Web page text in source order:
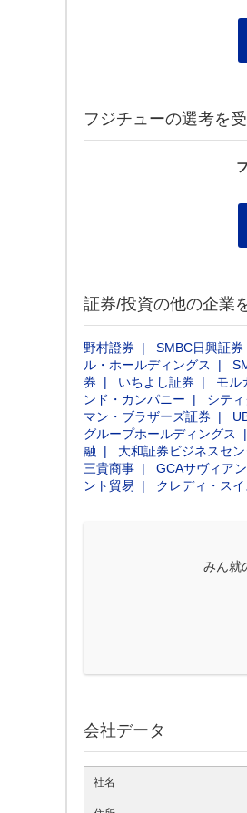
フジチューの選考を
証券/投資の他の企業
野村證券 SMBC日興証券
ル・ホールディングス
券
いちよし証券 モル
ンド・カンパニー
シテ
マン・ブラザーズ証券
グループホールディングス
融
大和証券ビジネスセ
三貴商事
GCAサヴィア
ント貿易
クレディ・ス
みん就
会社データ
社名